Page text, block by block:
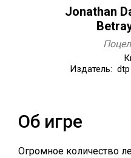
Jonathan
Издатель:
Об игре
Огромное количество